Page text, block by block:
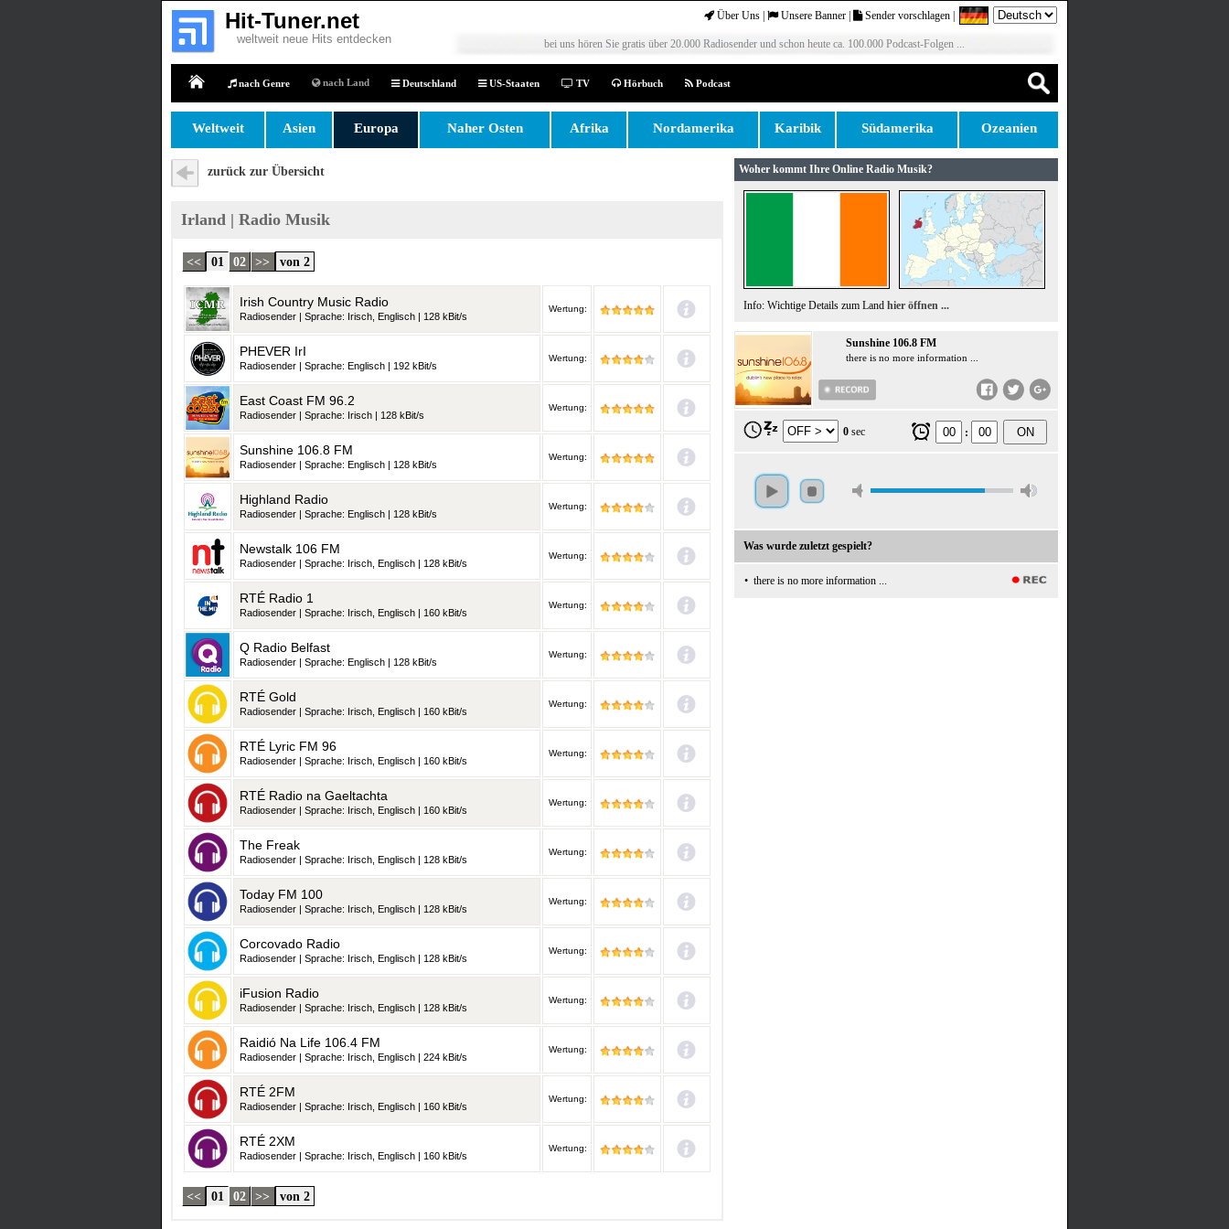
Hit-Tuner.net
weltweit neue Hits entdecken
Über Uns Unsere Banner Sender vorschlagen
bei uns hören Sie gratis über 20.000 Radiosender und schon heute ca. 100.000 Podcast-Folgen ...
nach Genre nach Land Deutschland US-Staaten TV Hörbuch Podcast
Weltweit Asien Europa Naher Osten Afrika Nordamerika Karibik Südamerika Ozeanien
zurück zur Übersicht
Irland | Radio Musik
<< 01 02 >> von 2
Irish Country Music Radio
Radiosender | Sprache: Irisch, Englisch | 128 kBit/s
Wertung:
PHEVER IrI
Radiosender | Sprache: Englisch | 192 kBit/s
Wertung:
East Coast FM 96.2
Radiosender | Sprache: Irisch | 128 kBit/s
Wertung:
Sunshine 106.8 FM
Radiosender | Sprache: Englisch | 128 kBit/s
Wertung:
Highland Radio
Radiosender | Sprache: Englisch | 128 kBit/s
Wertung:
Newstalk 106 FM
Radiosender | Sprache: Irisch, Englisch | 128 kBit/s
Wertung:
RTÉ Radio 1
Radiosender | Sprache: Irisch, Englisch | 160 kBit/s
Wertung:
Q Radio Belfast
Radiosender | Sprache: Englisch | 128 kBit/s
Wertung:
RTÉ Gold
Radiosender | Sprache: Irisch, Englisch | 160 kBit/s
Wertung:
RTÉ Lyric FM 96
Radiosender | Sprache: Irisch, Englisch | 160 kBit/s
Wertung:
RTÉ Radio na Gaeltachta
Radiosender | Sprache: Irisch, Englisch | 160 kBit/s
Wertung:
The Freak
Radiosender | Sprache: Irisch, Englisch | 128 kBit/s
Wertung:
Today FM 100
Radiosender | Sprache: Irisch, Englisch | 128 kBit/s
Wertung:
Corcovado Radio
Radiosender | Sprache: Irisch, Englisch | 128 kBit/s
Wertung:
iFusion Radio
Radiosender | Sprache: Irisch, Englisch | 128 kBit/s
Wertung:
Raidió Na Life 106.4 FM
Radiosender | Sprache: Irisch, Englisch | 224 kBit/s
Wertung:
RTÉ 2FM
Radiosender | Sprache: Irisch, Englisch | 160 kBit/s
Wertung:
RTÉ 2XM
Radiosender | Sprache: Irisch, Englisch | 160 kBit/s
Wertung:
<< 01 02 >> von 2
Woher kommt Ihre Online Radio Musik?
Info: Wichtige Details zum Land hier öffnen ...
Sunshine 106.8 FM
there is no more information ...
0 sec : ON
Was wurde zuletzt gespielt?
• there is no more information ...